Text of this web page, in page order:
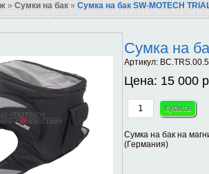
» Сумки на бак » Сумка на бак SW-MOTECH
Сумка на
Артикул:
Цена: 15 000
Сумка на бак на
(Германия)